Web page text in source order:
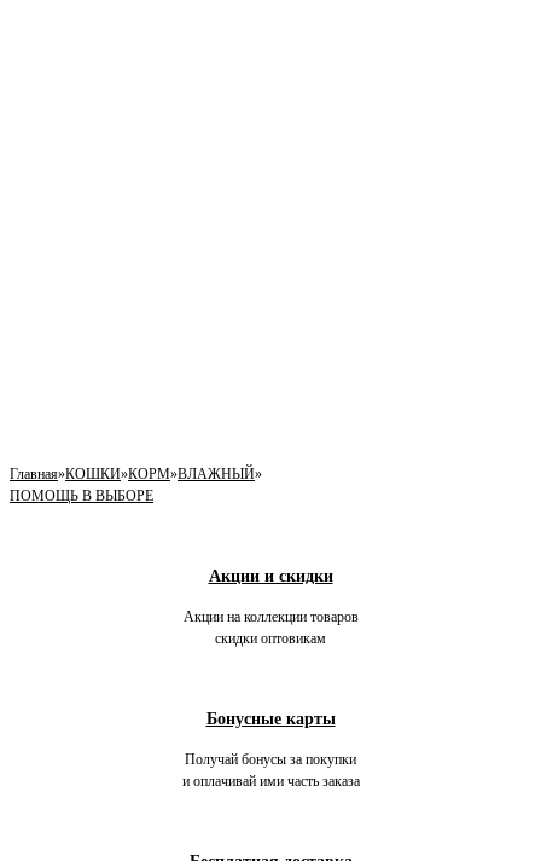
Главная»КОШКИ»КОРМ»ВЛАЖНЫЙ»
ПОМОЩЬ В ВЫБОРЕ
Акции и скидки
Акции на коллекции товаров
скидки оптовикам
Бонусные карты
Получай бонусы за покупки
и оплачивай ими часть заказа